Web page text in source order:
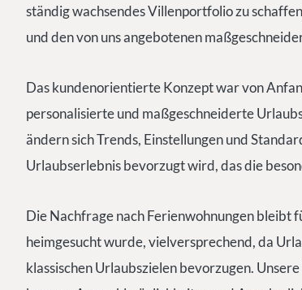
ständig wachsendes Villenportfolio zu
und den von uns angebotenen
Das kundenorientierte Konzept war von
personalisierte und maßgeschneiderte
ändern sich Trends, Einstellungen und
Urlaubserlebnis bevorzugt wird, das die
Die Nachfrage nach Ferienwohnungen bleibt
heimgesucht wurde, vielversprechend, da
klassischen Urlaubszielen bevorzugen.